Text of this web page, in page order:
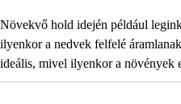
Növekvő hold idején például
ilyenkor a nedvek felfelé
ideális, mivel ilyenkor a növények